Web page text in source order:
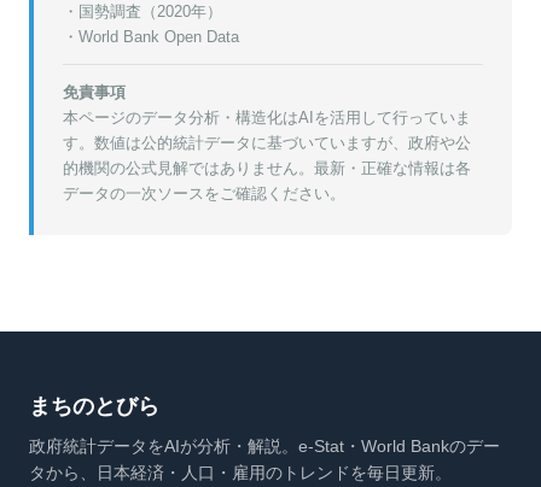
・ 国勢調査（2020年）
・World Bank Open Data
免責事項
本ページのデータ分析・構造化はAIを活用して行っていま
す。数値は公的統計データに基づいていますが、政府や公
的機関の公式見解ではありません。最新・正確な情報は各
データの一次ソースをご確認ください。
まちのとびら
政府統計データをAIが分析・解説。e-Stat・World Bankのデー
タから、日本経済・人口・雇用のトレンドを毎日更新。